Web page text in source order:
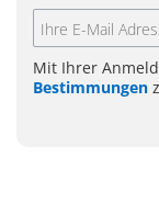
Mit Ihrer
Bestimmungen